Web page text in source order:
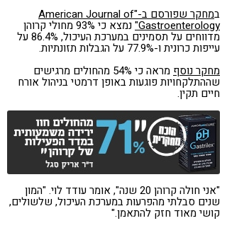
ב
מחקר שפורסם ב-"American Journal of
Gastroenterology" נמצא כי 93% מחולי קרוהן
מדווחים על תסמינים במערכת העיכול, 86.4% על
עייפות כרונית ו-77.9% על הגבלות תזונתיות.
מחקר נוסף
מראה כי 54% מהחולים מרגישים
שההתלקחויות פוגעות באופן דרמטי בניהול אורח
חיים תקין.
"אני חולה קרוהן 20 שנה", אומר עודד לוי. "המון
שנים סבלתי מהפרעות במערכת העיכול, שלשולים,
קושי מאוד חזק להתאמן."